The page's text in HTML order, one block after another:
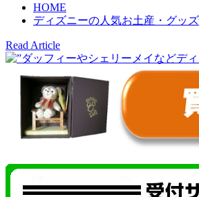
HOME
ディズニーの人気お土産・グッ
Read Article